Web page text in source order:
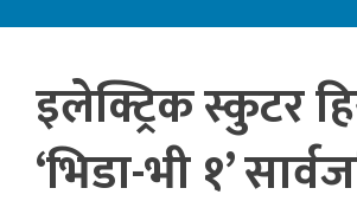
इलेक्ट्रिक स्कुटर
‘भिडा-भी १’